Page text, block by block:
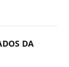
DA